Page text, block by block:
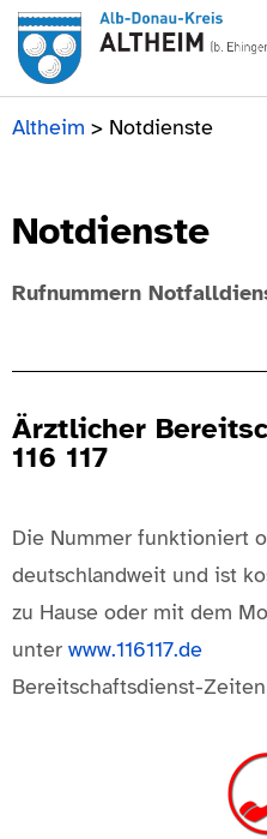
Altheim > Notdienste
Notdienste
Rufnummern
Ärztlicher
116 117
Die Nummer funktioniert
deutschlandweit und ist
zu Hause oder mit dem
unter www.116117.de
Bereitschaftsdienst-